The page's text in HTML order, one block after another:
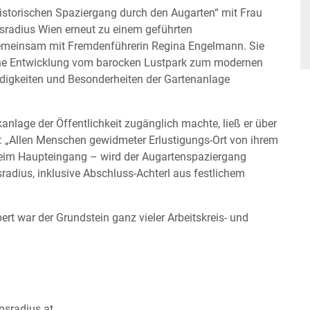
Spaziergang durch den Augarten“ mit Frau
Wien erneut zu einem geführten
mit Fremdenführerin Regina Engelmann. Sie
Entwicklung vom barocken Lustpark zum modernen
und Besonderheiten der Gartenanlage
der Öffentlichkeit zugänglich machte, ließ er über
Menschen gewidmeter Erlustigungs-Ort von ihrem
Haupteingang – wird der Augartenspaziergang
inklusive Abschluss-Achterl aus festlichem
war der Grundstein ganz vieler Arbeitskreis- und